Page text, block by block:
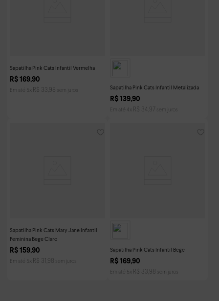
Sapatilha Pink Cats Infantil Vermelha
R$ 169,90
Em até 5 x R$ 33,98 sem juros
Sapatilha Pink Cats Infantil Metalizada
R$ 139,90
Em até x R$ 34 ,97 sem juros
Sapatilha Pink Cats Mary Jane Infantil
Feminina Bege Claro
R$ 159,90
Em até 5 x R$ 31 ,98 sem juros
Sapatilha Pink Cats Infantil Bege
R$ 169,90
Em até 5 x R$ 33,98 sem juros